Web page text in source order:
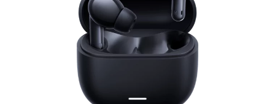
Se souvenir de moi Mot de passe perdu?